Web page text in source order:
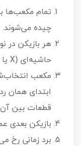
تمام مکعب‌ها
چیده می‌شوند.
هر بازیکن در
حاشیه‌ای (X یا خالی) را انتخاب می‌کند.
مکعب
ابتدای همان
قطعات بین
بازیکن بعدی
برد زمانی رخ